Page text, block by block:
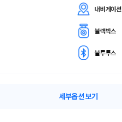
내비게이션
블랙박스
블루투스
세부옵션 보기